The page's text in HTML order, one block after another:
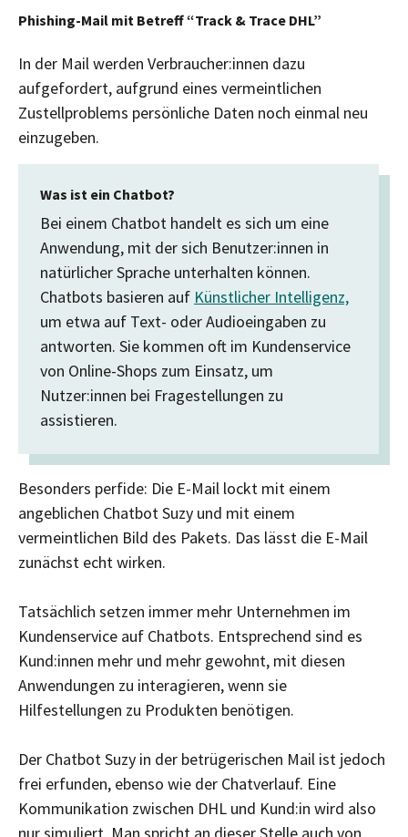
Phishing-Mail mit Betreff “Track & Trace DHL”
In der Mail werden Verbraucher:innen dazu
aufgefordert, aufgrund eines vermeintlichen
Zustellproblems persönliche Daten noch einmal neu
einzugeben.
Was ist ein Chatbot?
Bei einem Chatbot handelt es sich um eine
Anwendung, mit der sich Benutzer:innen in
natürlicher Sprache unterhalten können.
Chatbots basieren auf Künstlicher Intelligenz,
um etwa auf Text- oder Audioeingaben zu
antworten. Sie kommen oft im Kundenservice
von Online-Shops zum Einsatz, um
Nutzer:innen bei Fragestellungen zu
assistieren.
Besonders perfide: Die E-Mail lockt mit einem
angeblichen Chatbot Suzy und mit einem
vermeintlichen Bild des Pakets. Das lässt die E-Mail
zunächst echt wirken.
Tatsächlich setzen immer mehr Unternehmen im
Kundenservice auf Chatbots. Entsprechend sind es
Kund:innen mehr und mehr gewohnt, mit diesen
Anwendungen zu interagieren, wenn sie
Hilfestellungen zu Produkten benötigen.
Der Chatbot Suzy in der betrügerischen Mail ist jedoch
frei erfunden, ebenso wie der Chatverlauf. Eine
Kommunikation zwischen DHL und Kund:in wird also